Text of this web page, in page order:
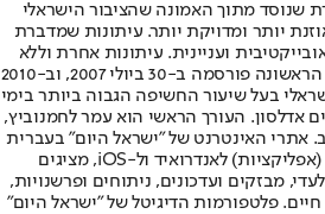
שנוסד מתוך האמונה שהציבור הישראלי
יותר ומדויקת יותר. עיתונות שמדברת
ועניינית. עיתונות אחרת וללא
תשלום. המהדורה המודפסת הראשונה פורסמה ב-30 ביולי 2007, וב-2010
בעל שיעור החשיפה הגבוה ביותר בימי
אדלסון. העורך הראשי הוא עמר לחמנוביץ,
אתרי האינטרנט של "ישראל היום" בעברית
ובאנגלית, כמו כן היישומונים (אפליקציות) לאנדרואיד ול-iOS, מציגים
מבזקים ועדכונים, ניתוחים ופרשנויות,
חיים. פלטפורמות הדיגיטל של "ישראל היום"